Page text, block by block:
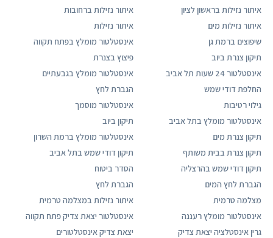
איתור נזילות בראשון לציון
איתור נזילות ברחובות
איתור נזילות מים
איתור נזילות
שיפוצים ברמת גן
אינסטלטור מומלץ בפתח תקווה
תיקון צנרת ביוב
פיצוץ בצנרת
אינסטלטור 24 שעות תל אביב
אינסטלטור מומלץ בגבעתיים
החלפת דודי שמש
הגברת לחץ
גילוי רטיבות
אינסטלטור מוסמך
אינסטלטור מומלץ בתל אביב
תיקון ביוב
תיקון צנרת מים
אינסטלטור מומלץ ברמת השרון
תיקון צנרת בבית משותף
תיקון דודי שמש בתל אביב
תיקון דודי שמש בהרצליה
הסדר ביטוח
הגברת לחץ המים
הגברת לחץ
מצלמה טרמית
איתור נזילות במצלמה טרמית
אינסטלטור מומלץ רעננה
אינסטלטור יצאת צדיק פתח תקווה
גרין אינסטלציה יצאת צדיק
יצאת צדיק אינסטלטורים